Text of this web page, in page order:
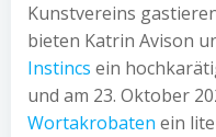
Kunstvereins
bieten Katrin Avison
Instincs ein
und am 23. Oktober
Wortakrobaten ein